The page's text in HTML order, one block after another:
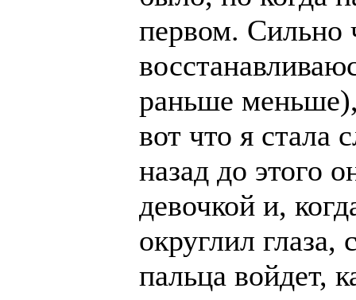
первом. Сильно
раньше
вот что я стала
назад до этого
девочкой и,
округлил
пальца войдет,